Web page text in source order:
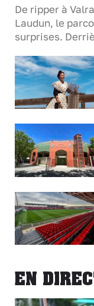
De ripper à
Laudun, le
surprises.
EN